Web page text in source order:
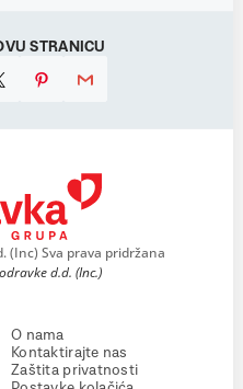
STRANICU
(Inc) Sva prava pridržana
d.d. (Inc.)
O nama
Kontaktirajte nas
Zaštita privatnosti